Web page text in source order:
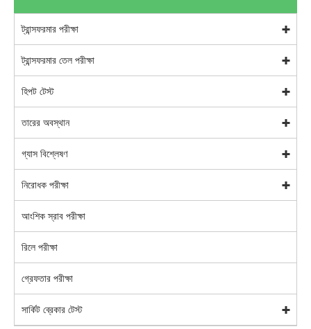
ট্রান্সফরমার পরীক্ষা
ট্রান্সফরমার তেল পরীক্ষা
হিপট টেস্ট
তারের অবস্থান
গ্যাস বিশ্লেষণ
নিরোধক পরীক্ষা
আংশিক স্রাব পরীক্ষা
রিলে পরীক্ষা
গ্রেফতার পরীক্ষা
সার্কিট ব্রেকার টেস্ট